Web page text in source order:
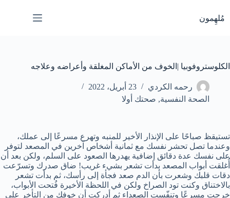
إلى
المحتوى
مُلهِمون
الكلوستروفوبيا |الخوف من الأماكن المغلقة وأعراضه وعلاجه
رحمه الكردي
23 أبريل، 2022
الصحة النفسية, صحتك أولا
تستيقظ صباحًا على الإنذار الأخير للمنبه وتهرع مسرعًا إلى عملك،
وعندما تصل تحشر نفسك مع ثمانية أشخاص آخرين في المصعد لتوفر
على نفسك عدة دقائق إضافية يهدرها الصعود على السلم، ولكن بعد أن
أُغلقت أبواب المصعد بدأت تشعر بشيء غريب! ضاق صدرك وتسرّعت
دقات قلبك وشعرت بأن الدم صعد فجأة إلى رأسك، ثم بدأت تشعر
بالاختناق وكنت تود الصراخ ولكن في اللحظة الأخيرة فُتحت الأبواب،
خرجت مسرعًا وتنفّست الصعداء ثم أدركت أن خوفك من التأخر على